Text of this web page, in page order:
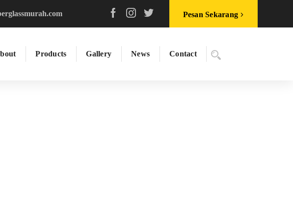
Pesan Sekarang
Products Gallery News Contact